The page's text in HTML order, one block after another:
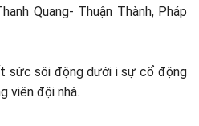
Quang- Thuận Thành, Pháp
sức sôi động dưới i sự cổ động
viên đội nhà.